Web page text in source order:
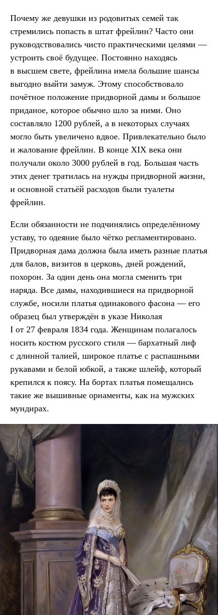
Почему же девушки из родовитых семей так
стремились попасть в штат фрейлин? Часто они
руководствовались чисто практическими целями —
устроить своё будущее. Постоянно находясь
в высшем свете, фрейлина имела большие шансы
выгодно выйти замуж. Этому способствовало
почётное положение придворной дамы и большое
приданое, которое обычно шло за ними. Оно
составляло 1200 рублей, а в некоторых случаях
могло быть увеличено вдвое. Привлекательно было
и жалование фрейлин. В конце XIX века они
получали около 3000 рублей в год. Большая часть
этих денег тратилась на нужды придворной жизни,
и основной статьёй расходов были туалеты
фрейлин.
Если обязанности не подчинялись определённому
уставу, то одеяние было чётко регламентировано.
Придворная дама должна была иметь разные платья
для балов, визитов в церковь, дней рождений,
похорон. За один день она могла сменить три
наряда. Все дамы, находившиеся на придворной
службе, носили платья одинакового фасона — его
образец был утверждён в указе Николая
I от 27 февраля 1834 года. Женщинам полагалось
носить костюм русского стиля — бархатный лиф
с длинной талией, широкое платье с распашными
рукавами и белой юбкой, а также шлейф, который
крепился к поясу. На бортах платья помещались
такие же вышивные орнаменты, как на мужских
мундирах.